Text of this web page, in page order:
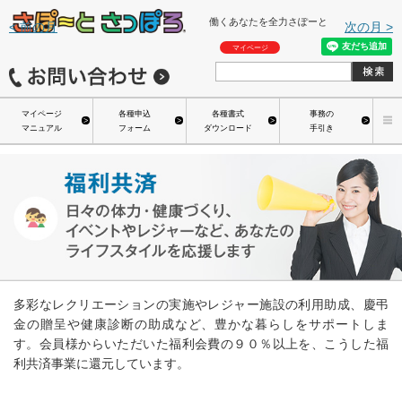
働くあなたを全力さぽーと
マイページ
マイページ
マニュアル
各種申込
フォーム
各種書式
ダウンロード
事務の
手引き
多彩なレクリエーションの実施やレジャー施設の利用助成、慶弔
金の贈呈や健康診断の助成など、豊かな暮らしをサポートしま
す。会員様からいただいた福利会費の９０％以上を、こうした福
利共済事業に還元しています。
<前の月 次の月 >